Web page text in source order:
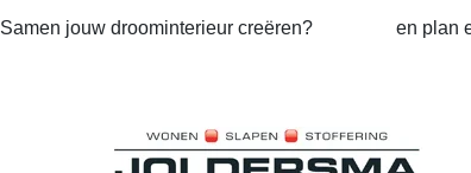
Samen jouw droominterieur creëren? en plan